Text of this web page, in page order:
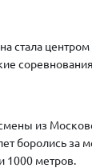
стала
из
боролись за
1000 метров.